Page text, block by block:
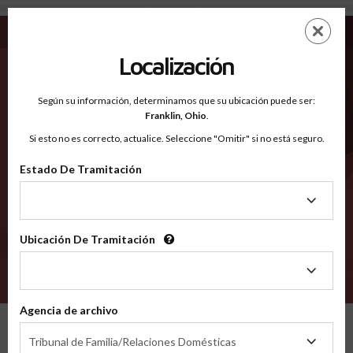
Cavalier ND - Condados Reconocidos
EN
Condados Reconocidos
2600
Localización
Según su información, determinamos que su ubicación puede ser:
Franklin, Ohio.
Si esto no es correcto, actualice. Seleccione "Omitir" si no está seguro.
Estado De Tramitación
Tramitación
Ubicación De Tramitación
Tramitación
Agencia de archivo
Tribunal de Familia/Relaciones Domésticas
de